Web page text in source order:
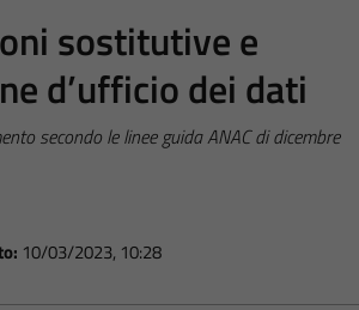
sostitutive e
d’ufficio dei dati
secondo le linee guida ANAC di dicembre
10/03/2023, 10:28